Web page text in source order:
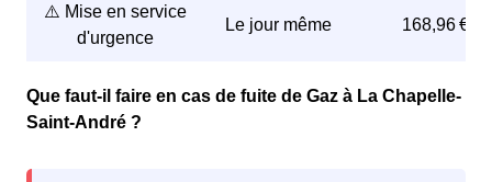
⚠️ Mise en service
d'urgence
Le jour même 168,96 €
Que faut-il faire en cas de fuite de Gaz à La Chapelle-
Saint-André ?